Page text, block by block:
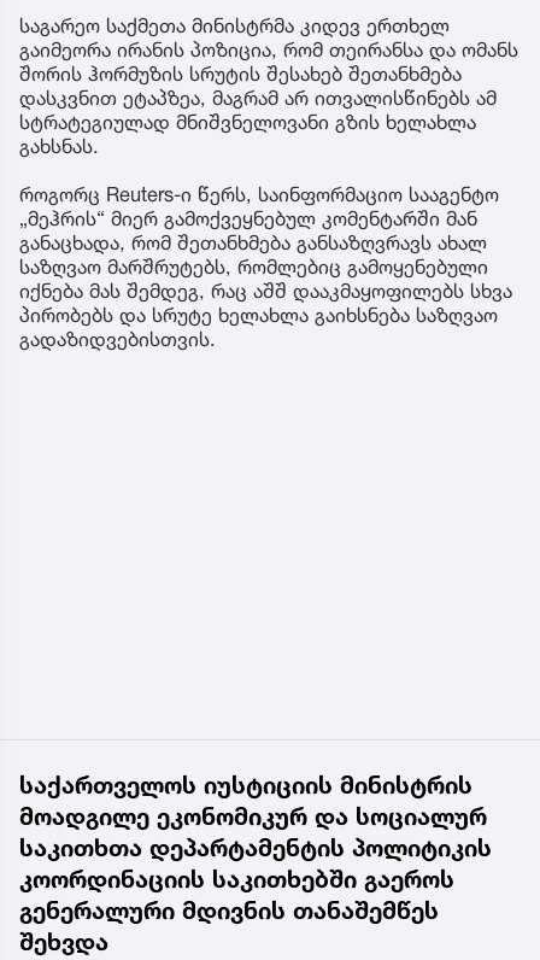
საგარეო საქმეთა მინისტრმა კიდევ ერთხელ
გაიმეორა ირანის პოზიცია, რომ თეირანსა და ომანს
შორის ჰორმუზის სრუტის შესახებ შეთანხმება
დასკვნით ეტაპზეა, მაგრამ არ ითვალისწინებს ამ
სტრატეგიულად მნიშვნელოვანი გზის ხელახლა
გახსნას.
როგორც Reuters-ი წერს, საინფორმაციო სააგენტო
„მეჰრის“ მიერ გამოქვეყნებულ კომენტარში მან
განაცხადა, რომ შეთანხმება განსაზღვრავს ახალ
საზღვაო მარშრუტებს, რომლებიც გამოყენებული
იქნება მას შემდეგ, რაც აშშ დააკმაყოფილებს სხვა
პირობებს და სრუტე ხელახლა გაიხსნება საზღვაო
გადაზიდვებისთვის.
საქართველოს იუსტიციის მინისტრის
მოადგილე ეკონომიკურ და სოციალურ
საკითხთა დეპარტამენტის პოლიტიკის
კოორდინაციის საკითხებში გაეროს
გენერალური მდივნის თანაშემწეს
შეხვდა